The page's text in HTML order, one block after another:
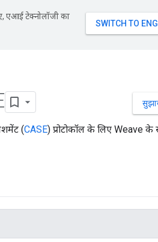
एआई टेक्नोलॉजी का
(CASE) प्रोटोकॉल के लिए Weave के